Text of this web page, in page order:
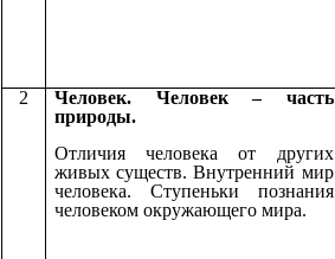
2
Человек. Человек – часть
природы.
Отличия человека от других
живых существ. Внутренний мир
человека. Ступеньки познания
человеком окружающего мира.